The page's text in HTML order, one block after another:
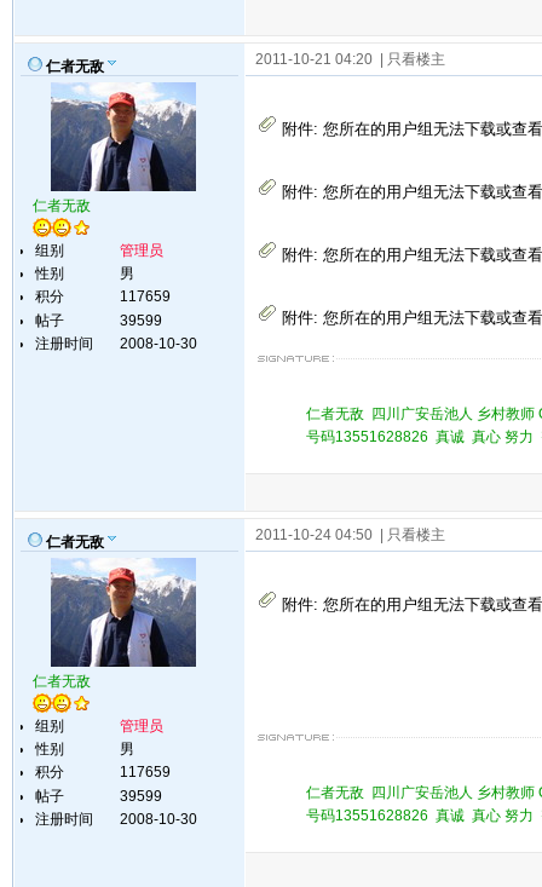
仁者无敌
仁者无敌
组别
管理员
性别
男
积分
117659
帖子
39599
注册时间
2008-10-30
2011-10-21 04:20 | 只看楼主
附件: 您所在的用户组无法下载或查
附件: 您所在的用户组无法下载或查
附件: 您所在的用户组无法下载或查
附件: 您所在的用户组无法下载或查
仁者无敌 四川广安岳池人 乡村教
号码13551628826 真诚 真心 努
仁者无敌
仁者无敌
组别
管理员
性别
男
积分
117659
帖子
39599
注册时间
2008-10-30
2011-10-24 04:50 | 只看楼主
附件: 您所在的用户组无法下载或查
仁者无敌 四川广安岳池人 乡村教
号码13551628826 真诚 真心 努